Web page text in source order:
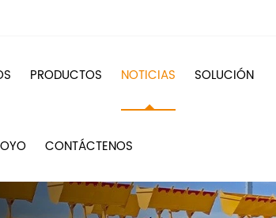
PRODUCTOS NOTICIAS SOLUCIÓN
CONTÁCTENOS